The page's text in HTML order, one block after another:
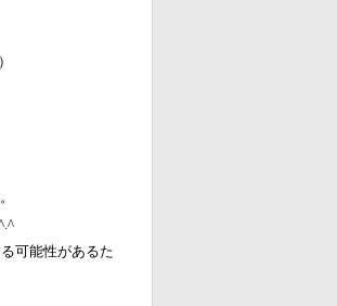
可能性があるた